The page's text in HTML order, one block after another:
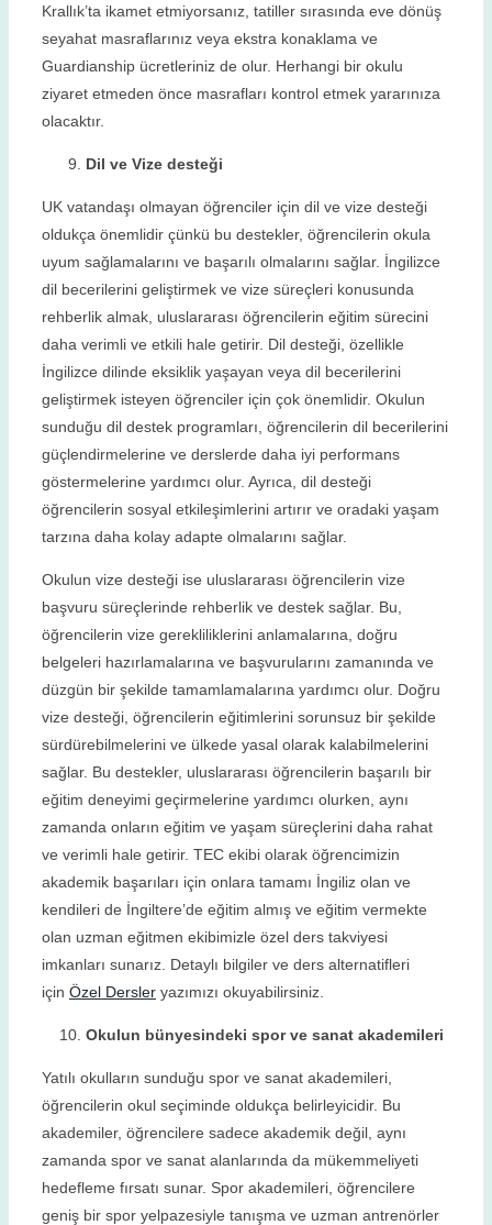
Krallık’ta ikamet etmiyorsanız, tatiller sırasında eve dönüş
seyahat masraflarınız veya ekstra konaklama ve
Guardianship ücretleriniz de olur. Herhangi bir okulu
ziyaret etmeden önce masrafları kontrol etmek yararınıza
olacaktır.
Dil ve Vize desteği
UK vatandaşı olmayan öğrenciler için dil ve vize desteği
oldukça önemlidir çünkü bu destekler, öğrencilerin okula
uyum sağlamalarını ve başarılı olmalarını sağlar. İngilizce
dil becerilerini geliştirmek ve vize süreçleri konusunda
rehberlik almak, uluslararası öğrencilerin eğitim sürecini
daha verimli ve etkili hale getirir. Dil desteği, özellikle
İngilizce dilinde eksiklik yaşayan veya dil becerilerini
geliştirmek isteyen öğrenciler için çok önemlidir. Okulun
sunduğu dil destek programları, öğrencilerin dil becerilerini
güçlendirmelerine ve derslerde daha iyi performans
göstermelerine yardımcı olur. Ayrıca, dil desteği
öğrencilerin sosyal etkileşimlerini artırır ve oradaki yaşam
tarzına daha kolay adapte olmalarını sağlar.
Okulun vize desteği ise uluslararası öğrencilerin vize
başvuru süreçlerinde rehberlik ve destek sağlar. Bu,
öğrencilerin vize gerekliliklerini anlamalarına, doğru
belgeleri hazırlamalarına ve başvurularını zamanında ve
düzgün bir şekilde tamamlamalarına yardımcı olur. Doğru
vize desteği, öğrencilerin eğitimlerini sorunsuz bir şekilde
sürdürebilmelerini ve ülkede yasal olarak kalabilmelerini
sağlar. Bu destekler, uluslararası öğrencilerin başarılı bir
eğitim deneyimi geçirmelerine yardımcı olurken, aynı
zamanda onların eğitim ve yaşam süreçlerini daha rahat
ve verimli hale getirir. TEC ekibi olarak öğrencimizin
akademik başarıları için onlara tamamı İngiliz olan ve
kendileri de İngiltere’de eğitim almış ve eğitim vermekte
olan uzman eğitmen ekibimizle özel ders takviyesi
imkanları sunarız. Detaylı bilgiler ve ders alternatifleri
için Özel Dersleryazımızı okuyabilirsiniz.
Okulun bünyesindeki spor ve sanat akademileri
Yatılı okulların sunduğu spor ve sanat akademileri,
öğrencilerin okul seçiminde oldukça belirleyicidir. Bu
akademiler, öğrencilere sadece akademik değil, aynı
zamanda spor ve sanat alanlarında da mükemmeliyeti
hedefleme fırsatı sunar. Spor akademileri, öğrencilere
geniş bir spor yelpazesiyle tanışma ve uzman antrenörler